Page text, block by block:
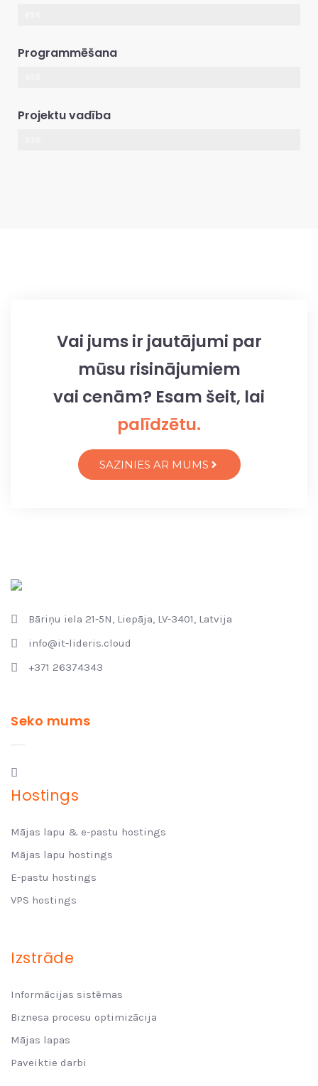
Programmēšana
Projektu vadība
Vai jums ir jautājumi par
mūsu risinājumiem
vai cenām? Esam šeit, lai
palīdzētu.
SAZINIES AR MUMS
Bāriņu iela 21-5N, Liepāja, LV-3401, Latvija
info@it-lideris.cloud
+371 26374343
Seko mums
Hostings
Mājas lapu & e-pastu hostings
Mājas lapu hostings
E-pastu hostings
VPS hostings
Izstrāde
Informācijas sistēmas
Biznesa procesu optimizācija
Mājas lapas
Paveiktie darbi